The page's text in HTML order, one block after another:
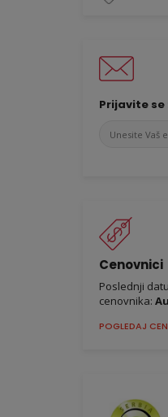
Prijavite se
Vaš
Cenovnici
Poslednji
cenovnika:
POGLEDAJ